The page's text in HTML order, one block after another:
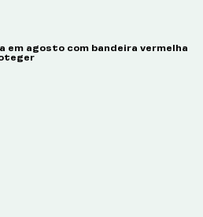
em agosto com bandeira vermelha